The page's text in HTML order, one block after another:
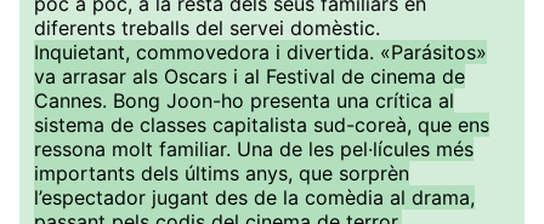
diferents treballs del servei domèstic.
Inquietant, commovedora i divertida. «Parásitos»
va arrasar als Oscars i al Festival de cinema de
Cannes. Bong Joon-ho presenta una crítica al
sistema de classes capitalista sud-coreà, que ens
ressona molt familiar. Una de les pel·lícules més
importants dels últims anys, que sorprèn
l’espectador jugant des de la comèdia al drama,